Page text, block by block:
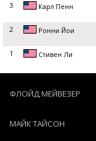
3 Карл Пенн
2 Ронни Йои
1 Стивен Ли
ФЛОЙД МЕЙВЕЗЕР
МАЙК ТАЙСОН